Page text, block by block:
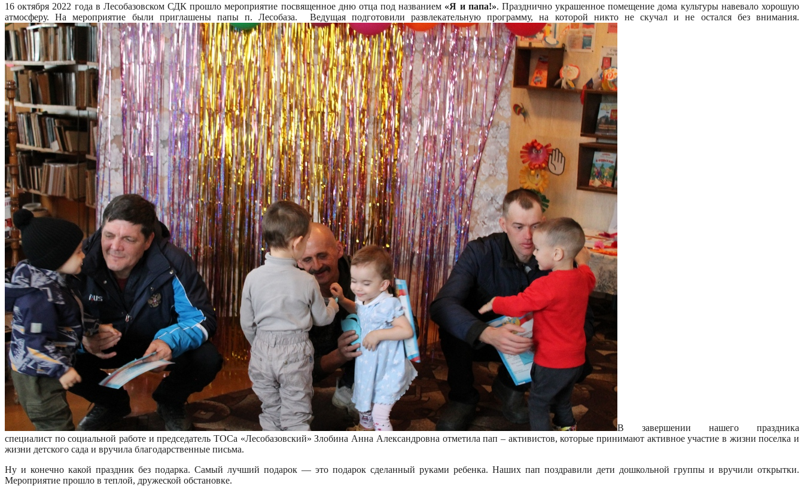
16 октября 2022 года в Лесобазовском СДК прошло мероприятие посвященное дню отца под названием «Я и папа!». Празднично украшенное помещение дома культуры навевало хорошую
атмосферу. На мероприятие были приглашены папы п. Лесобаза. Ведущая подготовили развлекательную программу, на которой никто не скучал и не остался без внимания.
В завершении нашего праздника
специалист по социальной работе и председатель ТОСа «Лесобазовский» Злобина Анна Александровна отметила пап – активистов, которые принимают активное участие в жизни поселка и
жизни детского сада и вручила благодарственные письма.
Ну и конечно какой праздник без подарка. Самый лучший подарок — это подарок сделанный руками ребенка. Наших пап поздравили дети дошкольной группы и вручили открытки.
Мероприятие прошло в теплой, дружеской обстановке.